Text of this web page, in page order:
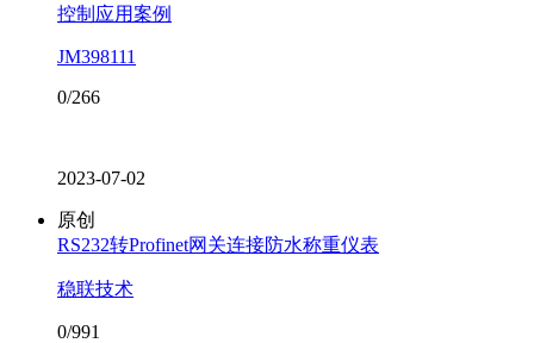
控制应用案例
JM398111
0/266
2023-07-02
原创
RS232转Profinet网关连接防水称重仪表
稳联技术
0/991